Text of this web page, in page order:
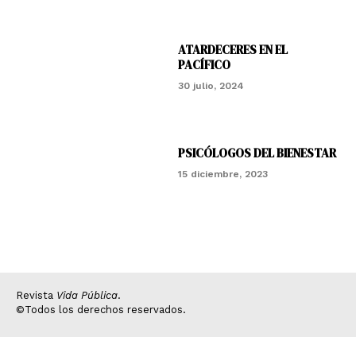
ATARDECERES EN EL
PACÍFICO
30 julio, 2024
PSICÓLOGOS DEL BIENESTAR
15 diciembre, 2023
Revista Vida Pública.
©Todos los derechos reservados.